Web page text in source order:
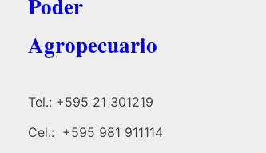
Agropecuario
Tel.: +595 21 301219
Cel.: +595 981 911114